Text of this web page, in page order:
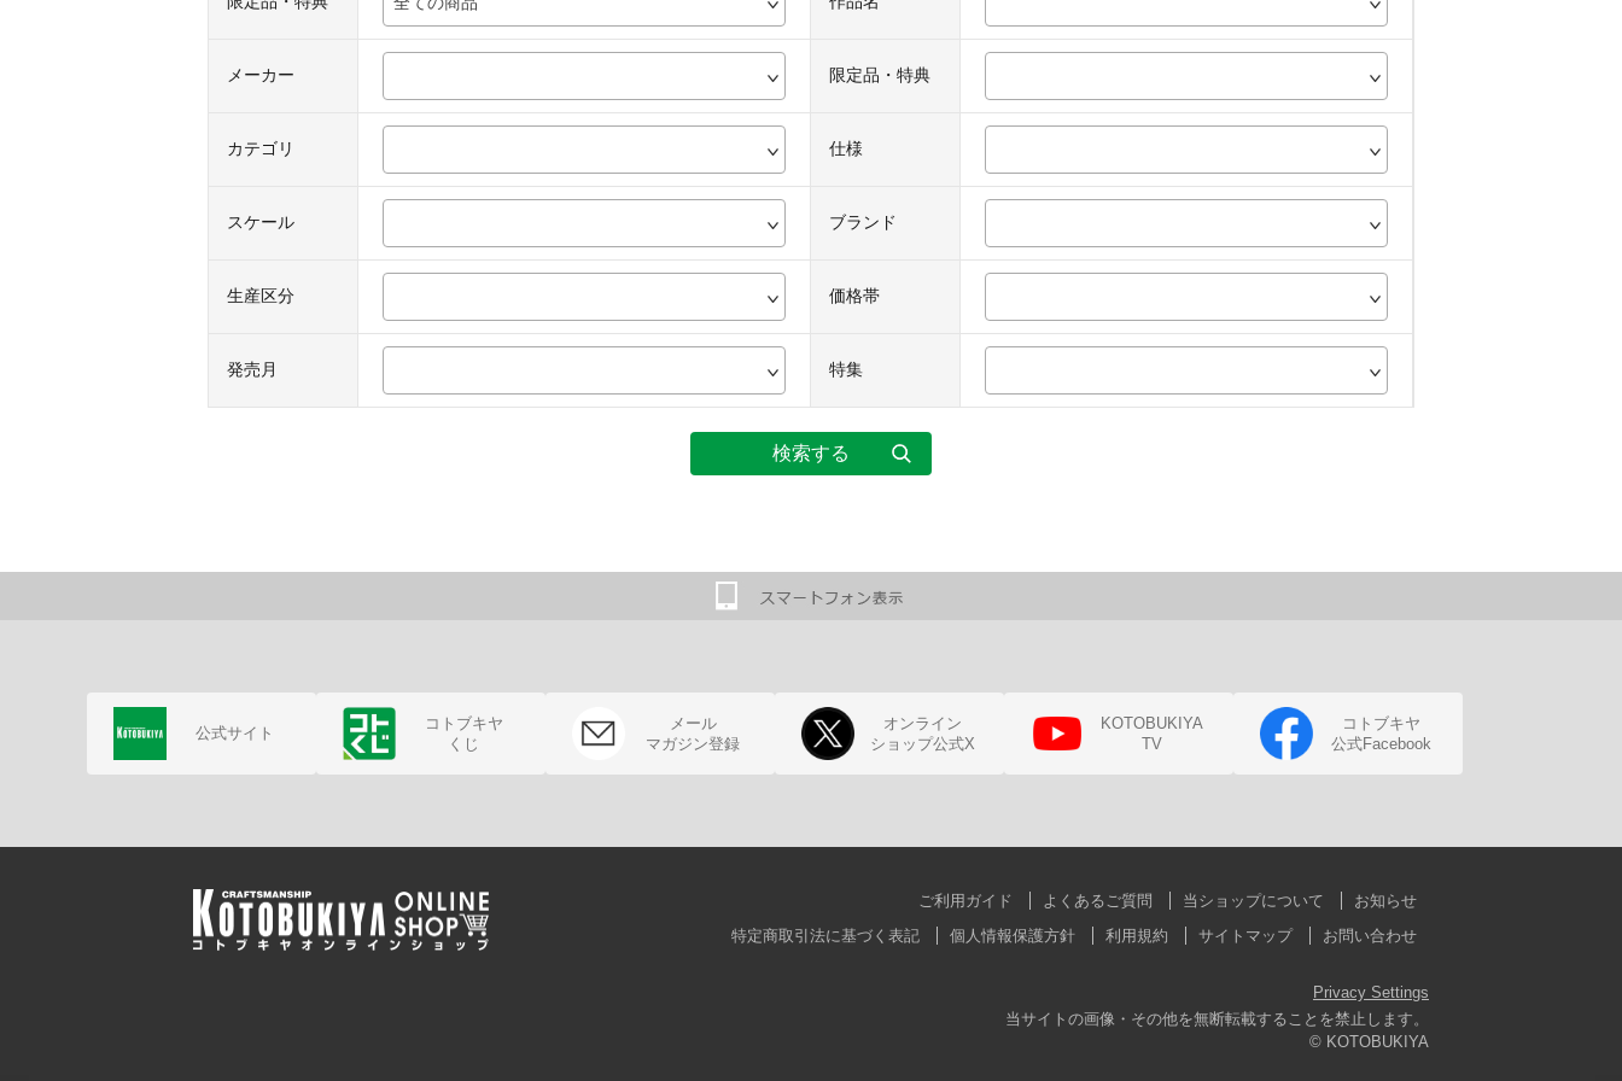
メーカー 限定品・特典
カテゴリ 仕様
スケール ブランド
生産区分 価格帯
発売月 特集
公式サイト
コトブキヤ
くじ
メール
マガジン登録
オンライン
ショップ公式X
KOTOBUKIYA
TV
コトブキヤ
公式Facebook
ご利用ガイド よくあるご質問 当ショップについて
お知らせ
特定商取引法に基づく表記
個人情報保護方針 利用規約 サイトマップ お問い合わせ
Privacy Settings
当サイトの画像・その他を無断転載することを禁止します。
© KOTOBUKIYA